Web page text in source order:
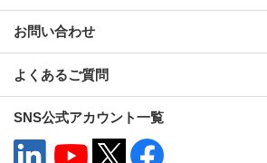
お問い合わせ
よくあるご質問
SNS公式アカウント一覧